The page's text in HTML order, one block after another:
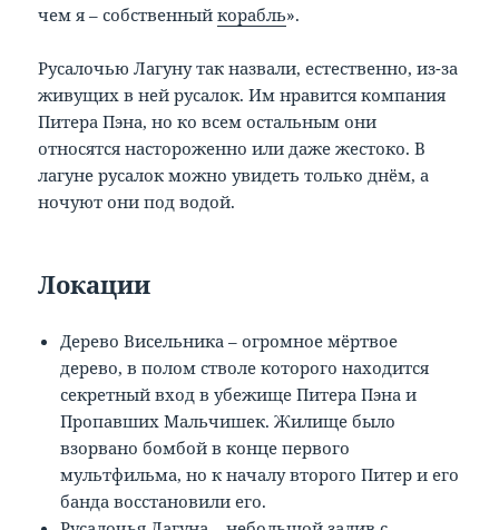
чем я – собственныйкорабль».
Русалочью Лагуну так назвали, естественно, из-за
живущих в ней русалок. Им нравится компания
Питера Пэна, но ко всем остальным они
относятся настороженно или даже жестоко. В
лагуне русалок можно увидеть только днём, а
ночуют они под водой.
Локации
Дерево Висельника – огромное мёртвое
дерево, в полом стволе которого находится
секретный вход в убежище Питера Пэна и
Пропавших Мальчишек. Жилище было
взорвано бомбой в конце первого
мультфильма, но к началу второго Питер и его
банда восстановили его.